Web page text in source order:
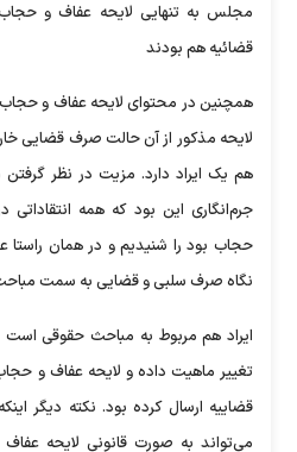
مجلس به تنهایی لایحه عفاف و
قضائیه هم بودند
همچنین در محتوای لایحه عفاف و حجاب
لایحه مذکور از آن حالت صرف قضایی
هم یک ایراد دارد. مزیت در نظر
جرم‌انگاری این بود که همه انتقاداتی
حجاب بود را شنیدیم و در همان راستا
نگاه صرف سلبی و قضایی به سمت
ایراد هم مربوط به مباحث حقوقی است
تغییر ماهیت داده و لایحه عفاف و
قضاییه ارسال کرده بود. نکته دیگر
می‌تواند به صورت قانونی لایحه